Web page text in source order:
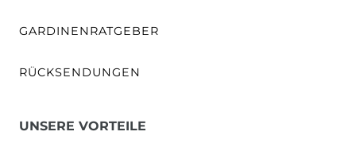
GARDINENRATGEBER
RÜCKSENDUNGEN
UNSERE VORTEILE